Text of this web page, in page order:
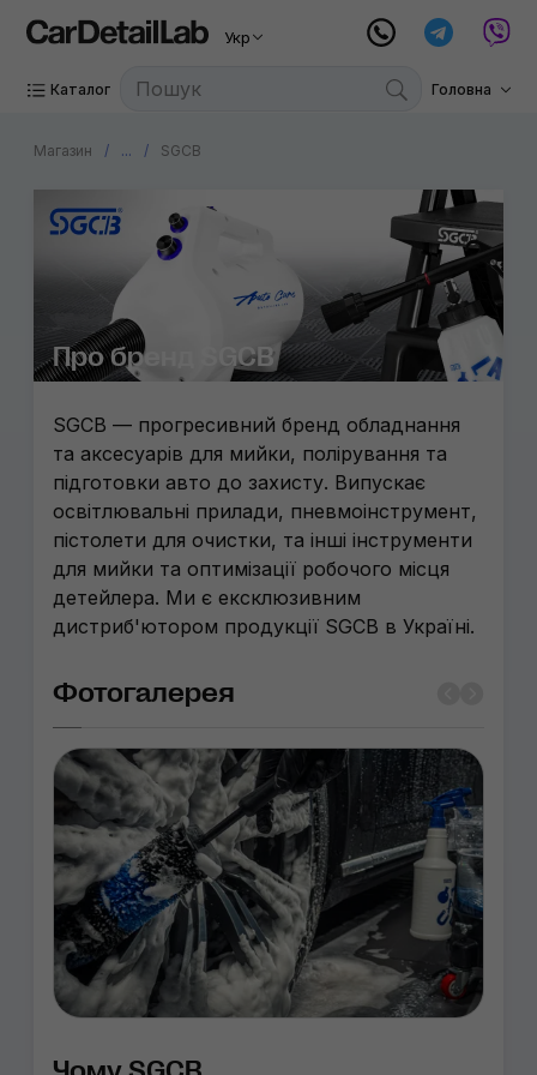
Укр
Каталог Головна
Магазин ... SGCB
Про бренд SGCB
SGCB — прогресивний бренд обладнання
та аксесуарів для мийки, полірування та
підготовки авто до захисту. Випускає
освітлювальні прилади, пневмоінструмент,
пістолети для очистки, та інші інструменти
для мийки та оптимізації робочого місця
детейлера. Ми є ексклюзивним
дистриб'ютором продукції SGCB в Україні.
Фотогалерея